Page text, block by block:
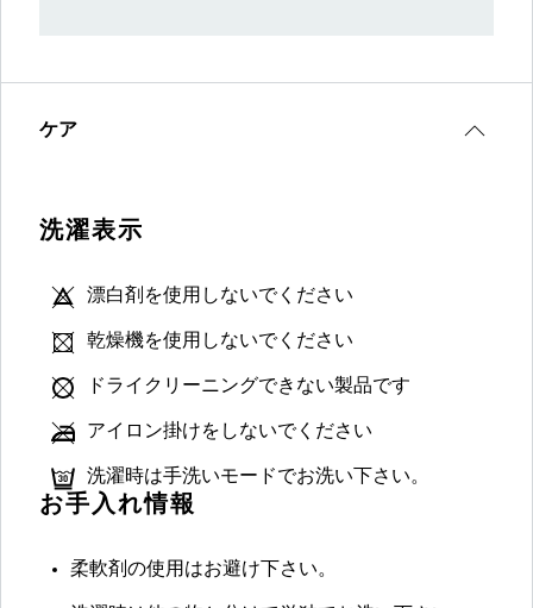
ケア
洗濯表示
漂白剤を使用しないでください
乾燥機を使用しないでください
ドライクリーニングできない製品です
アイロン掛けをしないでください
洗濯時は手洗いモードでお洗い下さい。
お手入れ情報
柔軟剤の使用はお避け下さい。